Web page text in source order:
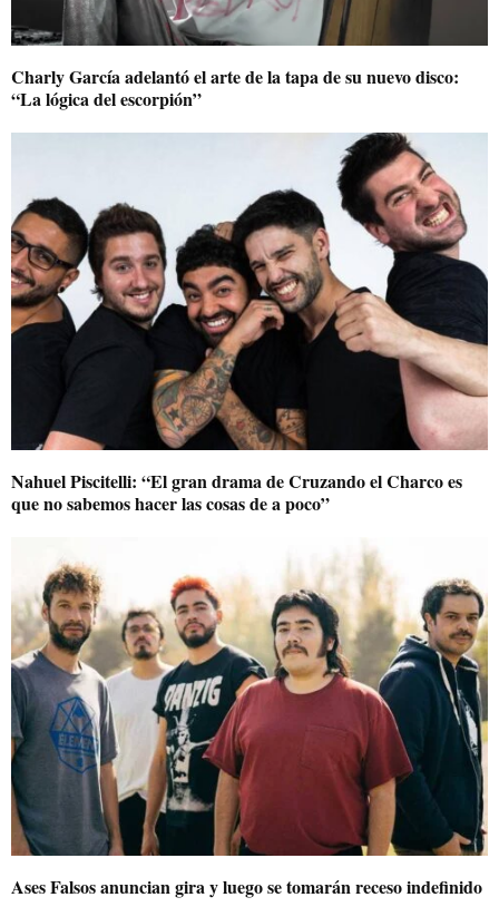
Charly García adelantó el arte de la tapa de su nuevo disco:
“La lógica del escorpión”
Nahuel Piscitelli: “El gran drama de Cruzando el Charco es
que no sabemos hacer las cosas de a poco”
Ases Falsos anuncian gira y luego se tomarán receso indefinido